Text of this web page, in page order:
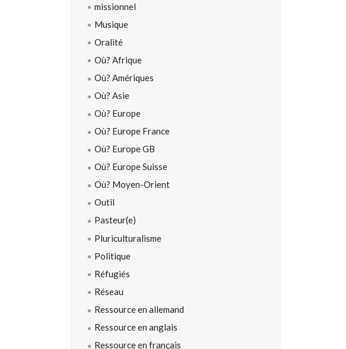
missionnel
Musique
Oralité
Où? Afrique
Où? Amériques
Où? Asie
Où? Europe
Où? Europe France
Où? Europe GB
Où? Europe Suisse
Où? Moyen-Orient
Outil
Pasteur(e)
Pluriculturalisme
Politique
Réfugiés
Réseau
Ressource en allemand
Ressource en anglais
Ressource en français